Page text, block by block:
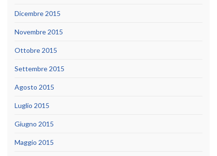
Dicembre 2015
Novembre 2015
Ottobre 2015
Settembre 2015
Agosto 2015
Luglio 2015
Giugno 2015
Maggio 2015